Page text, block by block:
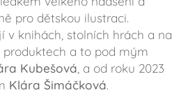
pro dětskou ilustraci.
v knihách, stolních hrách a na
a to pod mým
Kubešová , a od roku 2023
Klára Šimáčková.